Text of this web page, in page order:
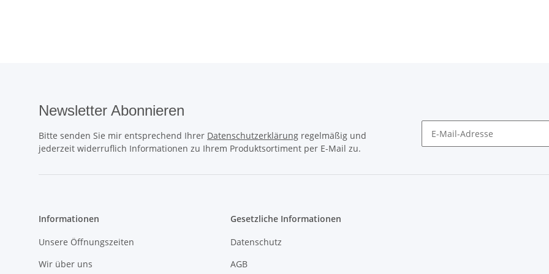
Newsletter Abonnieren
Bitte senden Sie mir entsprechend Ihrer Datenschutzerklärung regelmäßig und
jederzeit widerruflich Informationen zu Ihrem Produktsortiment per E-Mail zu.
Informationen
Unsere Öffnungszeiten
Wir über uns
Gesetzliche Informationen
Datenschutz
AGB